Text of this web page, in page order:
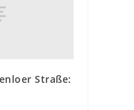
Straße: